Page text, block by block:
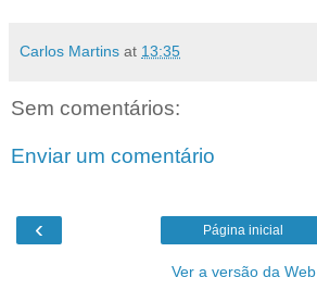
Carlos Martins at 13:35
Sem comentários:
Enviar um comentário
‹ Página inicial
Ver a versão da Web